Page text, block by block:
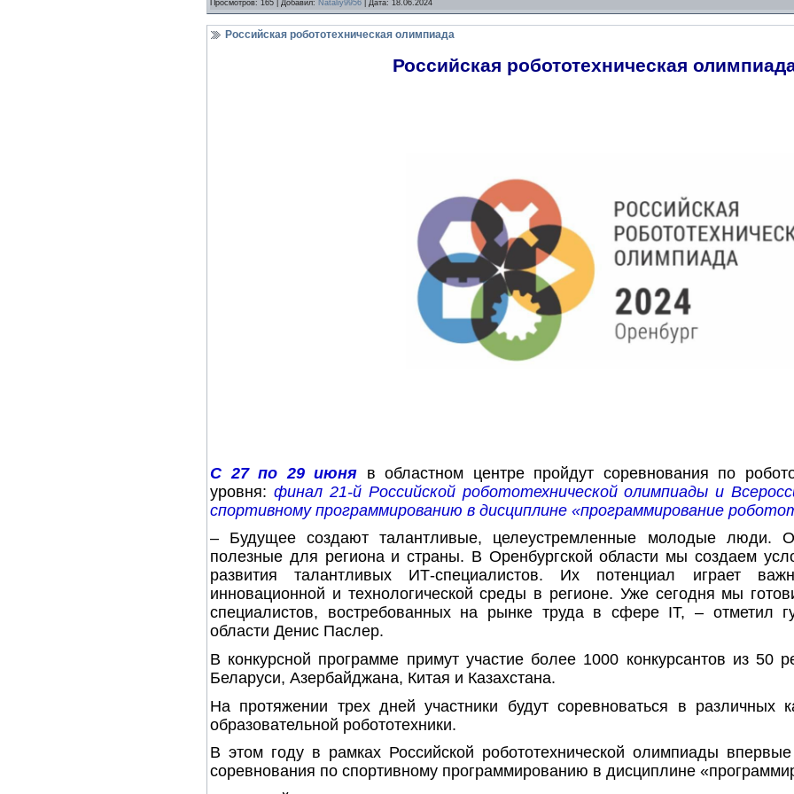
Просмотров: 165 Добавил: Nataliy9956 Дата: 18.06.2024
Российская робототехническая олимпиада
Российская робототехническая
С 27 по 29 июня в областном центре пройдут соревнования по
уровня: финал 21-й Российской робототехнической олимпиады и
спортивному программированию в дисциплине «программирование
– Будущее создают талантливые, целеустремленные молодые люди.
полезные для региона и страны. В Оренбургской области мы создаем
развития талантливых ИТ-специалистов. Их потенциал играет
инновационной и технологической среды в регионе. Уже сегодня мы
специалистов, востребованных на рынке труда в сфере IT, – отметил
области Денис Паслер.
В конкурсной программе примут участие более 1000 конкурсантов из 50
Беларуси, Азербайджана, Китая и Казахстана.
На протяжении трех дней участники будут соревноваться в различных
образовательной робототехники.
В этом году в рамках Российской робототехнической олимпиады
соревнования по спортивному программированию в дисциплине